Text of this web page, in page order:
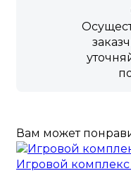
Вам может
Игровой комплекс